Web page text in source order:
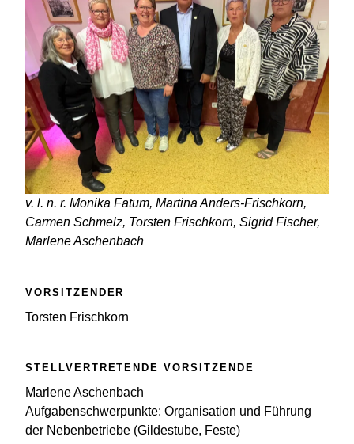
v. l. n. r. Monika Fatum, Martina Anders-Frischkorn,
Carmen Schmelz, Torsten Frischkorn, Sigrid Fischer,
Marlene Aschenbach
VORSITZENDER
Torsten Frischkorn
STELLVERTRETENDE VORSITZENDE
Marlene Aschenbach
Aufgabenschwerpunkte: Organisation und Führung
der Nebenbetriebe (Gildestube, Feste)